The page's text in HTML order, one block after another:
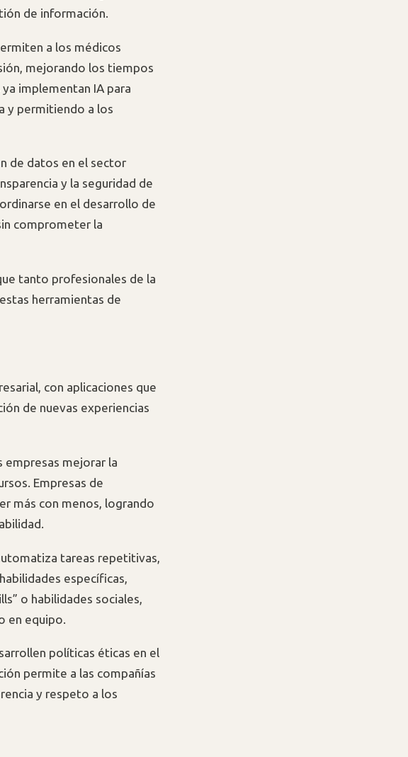
de información.
a los médicos
mejorando los tiempos
implementan IA para
y permitiendo a los
de datos en el sector
y la seguridad de
en el desarrollo de
comprometer la
tanto profesionales de la
herramientas de
con aplicaciones que
de nuevas experiencias
empresas mejorar la
Empresas de
más con menos, logrando
tareas repetitivas,
específicas,
o habilidades sociales,
en equipo.
políticas éticas en el
permite a las compañías
y respeto a los